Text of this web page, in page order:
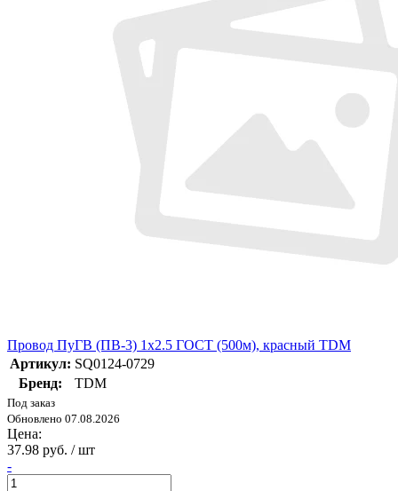
Провод ПуГВ (ПВ-3) 1х2.5 ГОСТ (500м), красный TDM
Артикул: SQ0124-0729
Бренд:
TDM
Под заказ
Обновлено 07.08.2026
Цена:
37.98 руб. / шт
-